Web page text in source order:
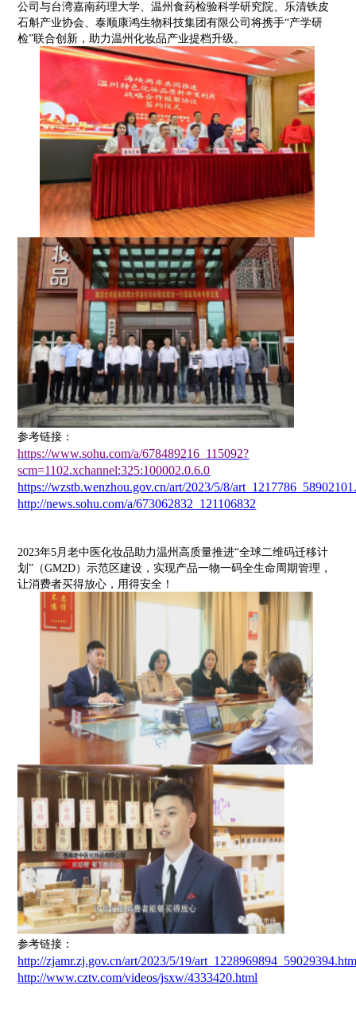
公司与台湾嘉南药理大学、温州食药检验科学研究院、乐清铁皮
石斛产业协会、泰顺康鸿生物科技集团有限公司将携手“产学研
检”联合创新，助力温州化妆品产业提档升级。
参考链接：
https://www.sohu.com/a/678489216_115092?
scm=1102.xchannel:325:100002.0.6.0
https://wzstb.wenzhou.gov.cn/art/2023/5/8/
http://news.sohu.com/a/673062832_121106832
2023年5月老中医化妆品助力温州高质量推进“全球二维码迁移计
划”（GM2D）示范区建设，实现产品一物一码全生命周期管理，
让消费者买得放心，用得安全！
参考链接：
http://zjamr.zj.gov.cn/art/2023/5/19/
http://www.cztv.com/videos/jsxw/4333420.html